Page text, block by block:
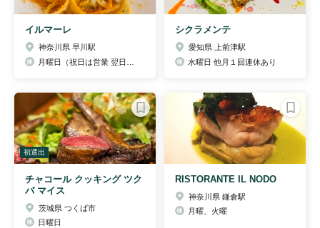
イルマーレ
神奈川県 早川駅
シクラメンテ
愛知県 上前津駅
水曜日 他月１回連休あり
初選出
チャコール クッキング ツク
バ マイス
茨城県 つくば市
日曜日
RISTORANTE IL NODO
神奈川県 鎌倉駅
月曜、火曜